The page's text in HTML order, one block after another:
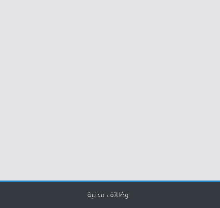
وظائف مدنية